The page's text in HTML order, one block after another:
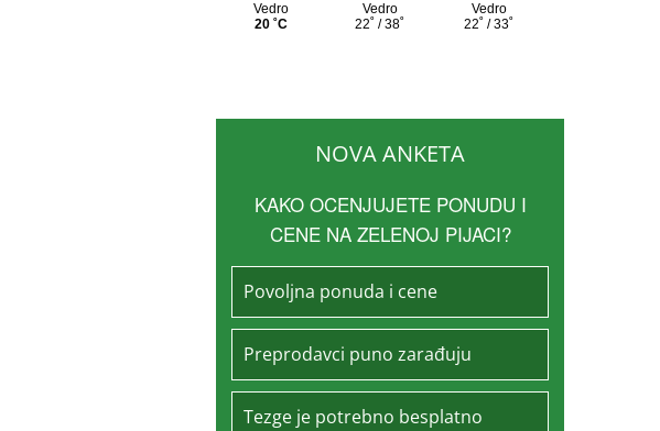
NOVA ANKETA
KAKO OCENJUJETE PONUDU I
CENE NA ZELENOJ PIJACI?
Povoljna ponuda i cene
Preprodavci puno zarađuju
Tezge je potrebno besplatno